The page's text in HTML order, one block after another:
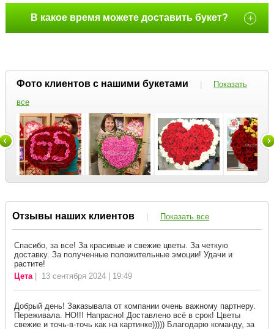
В какое время можете доставить букет? +
Фото клиентов с нашими букетами |
Показать
все
Отзывы наших клиентов | Показать все
Спасибо, за все! За красивые и свежие цветы. За четкую
доставку. За полученные положительные эмоции! Удачи и
растите!
Цета| 13 сентября 2024 | 19:49
Добрый день! Заказывала от компании очень важному партнеру.
Переживала. НО!!! Напрасно! Доставлено всё в срок! Цветы
свежие и точь-в-точь как на картинке))))) Благодарю команду, за